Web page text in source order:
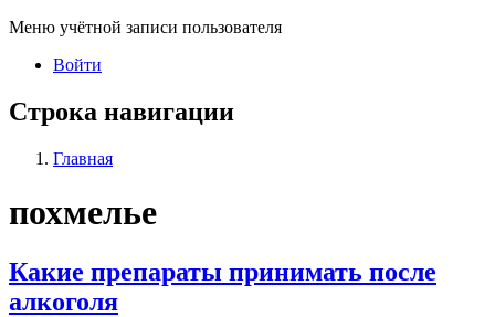
Меню учётной записи пользователя
Войти
Строка навигации
Главная
похмелье
Какие препараты принимать после
алкоголя